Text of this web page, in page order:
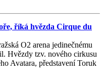
říká hvězda Cirque du
O2 arena jedinečnému
Hvězdy tzv. nového cirkusu
Avatara, představení Toruk